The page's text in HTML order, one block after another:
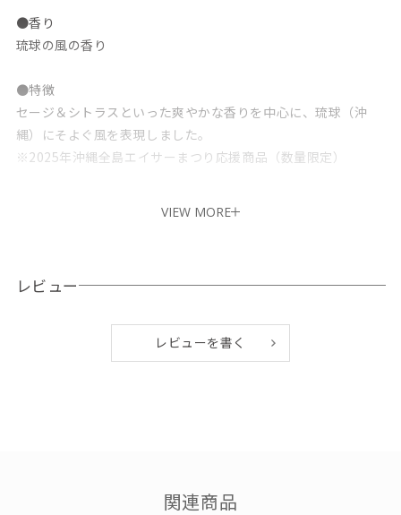
●香り
琉球の風の香り
●特徴
セージ＆シトラスといった爽やかな香りを中心に、琉球（沖
縄）にそよぐ風を表現しました。
※2025年沖縄全島エイサーまつり応援商品（数量限定）
くと広がる雄大な舞と観衆に思わず息を呑む。汗が迸る熱狂の
ていると、懐かしくて、心を解きほぐすような爽やか風と香
り。「おかえりなさい。」と琉球の風が迎えてくれたように感
VIEW MORE
レビュー
レビューを書く
関連商品